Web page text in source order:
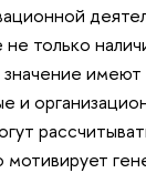
не только
имеют
и